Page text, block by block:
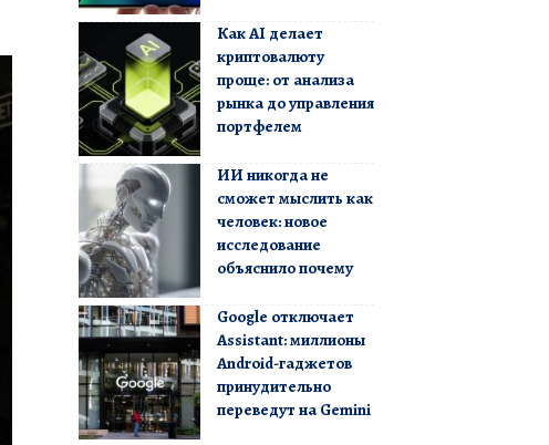
Как AI делает
криптовалюту
проще: от анализа
рынка до управления
портфелем
ИИ никогда не
сможет мыслить как
человек: новое
исследование
объяснило почему
Google отключает
Assistant: миллионы
Android-гаджетов
принудительно
переведут на Gemini